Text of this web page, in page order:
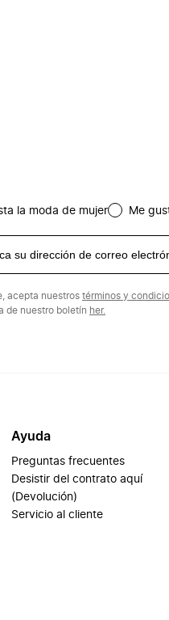
la moda de mujer Me
acepta nuestros términos y
de nuestro boletín her.
Ayuda
Preguntas frecuentes
Desistir del contrato aquí
(Devolución)
Servicio al cliente